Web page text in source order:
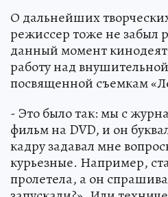
О дальнейших
режиссер тоже не забыл
данный момент
работу над
посвященной съемкам
- Это было так: мы с
фильм на DVD, и он
кадру задавал мне
курьезные. Например,
пролетела, а он